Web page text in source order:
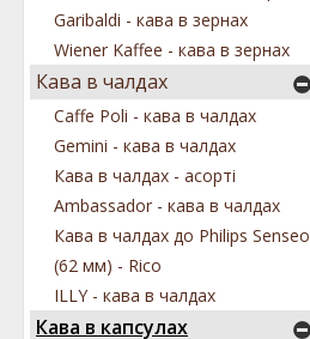
Garibaldi - кава в зернах
Wiener Kaffee - кава в зернах
Кава в чалдах
Caffe Poli - кава в чалдах
Gemini - кава в чалдах
Кава в чалдах - асорті
Ambassador - кава в чалдах
Кава в чалдах до Philips Senseo
(62 мм) - Rico
ILLY - кава в чалдах
Кава в капсулах